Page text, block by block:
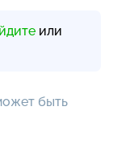
или
быть